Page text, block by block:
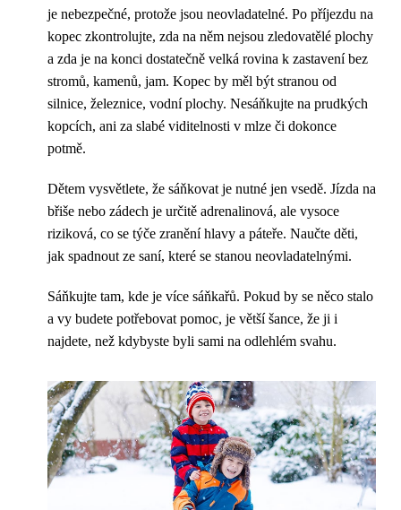
je nebezpečné, protože jsou neovladatelné. Po příjezdu na
kopec zkontrolujte, zda na něm nejsou zledovatělé plochy
a zda je na konci dostatečně velká rovina k zastavení bez
stromů, kamenů, jam. Kopec by měl být stranou od
silnice, železnice, vodní plochy. Nesáňkujte na prudkých
kopcích, ani za slabé viditelnosti v mlze či dokonce
potmě.
Dětem vysvětlete, že sáňkovat je nutné jen vsedě. Jízda na
břiše nebo zádech je určitě adrenalinová, ale vysoce
riziková, co se týče zranění hlavy a páteře. Naučte děti,
jak spadnout ze saní, které se stanou neovladatelnými.
Sáňkujte tam, kde je více sáňkařů. Pokud by se něco stalo
a vy budete potřebovat pomoc, je větší šance, že ji i
najdete, než kdybyste byli sami na odlehlém svahu.